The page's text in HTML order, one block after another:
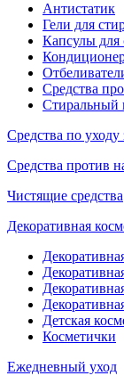
Антистатик
Гели для
Капсулы для
Средства
Стиральный
Средства по уходу
Средства против
Чистящие средства
Декоративная
Детская
Косметички
Ежедневный уход